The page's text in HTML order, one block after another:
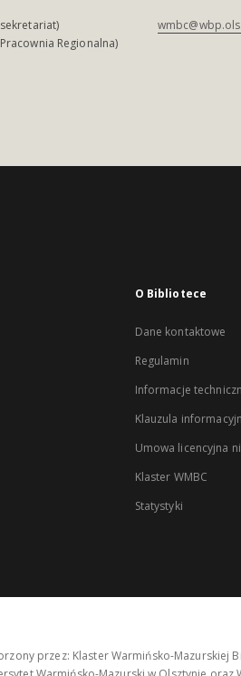
Regionalna)
O Bibliotece
Dane kontaktowe
Regulamin
Informacje
Klauzula
Umowa licencyjna
Klaster WMBC
Statystyki
przez: Klaster Warmińsko-Mazurskiej